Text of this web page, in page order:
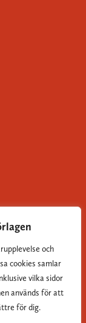
och
cookies samlar
vilka sidor
används för att
för dig.